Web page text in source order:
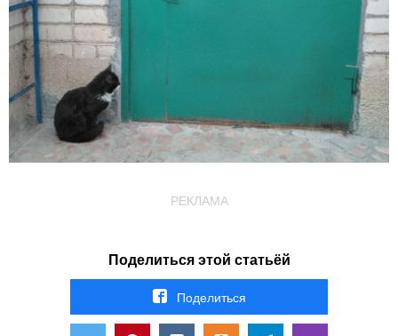
РЕКЛАМА
Поделиться этой статьёй
Поделиться